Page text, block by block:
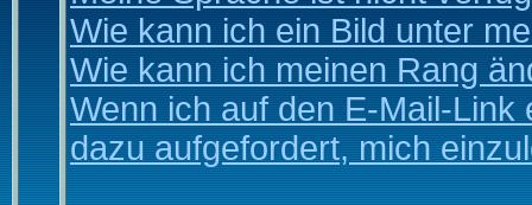
Wie kann ich ein Bild unter
Wie kann ich meinen Rang
Wenn ich auf den E-Mail-
dazu aufgefordert, mich